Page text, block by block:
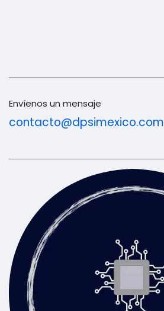
Envíenos un mensaje
contacto@dpsimexico.com